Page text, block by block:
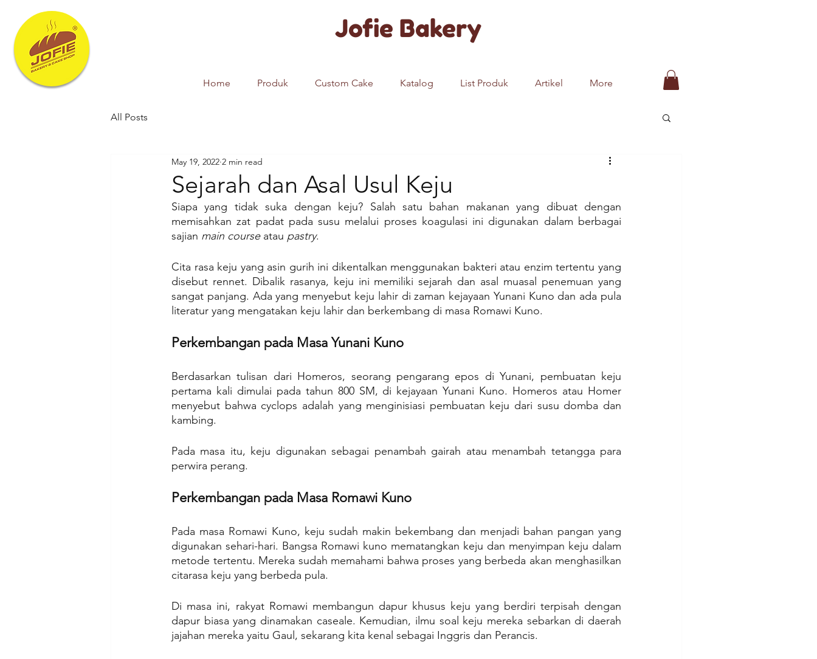
Jofie Bakery
Home Produk Custom Cake Katalog List Produk Artikel More
All Posts
Sejarah dan Asal Usul Keju
May 19, 2022 2 min read
Siapa yang tidak suka dengan keju? Salah satu bahan makanan yang dibuat dengan
memisahkan zat padat pada susu melalui proses koagulasi ini digunakan dalam berbagai
sajian main course atau pastry.
Cita rasa keju yang asin gurih ini dikentalkan menggunakan bakteri atau enzim tertentu yang
disebut rennet. Dibalik rasanya, keju ini memiliki sejarah dan asal muasal penemuan yang
sangat panjang. Ada yang menyebut keju lahir di zaman kejayaan Yunani Kuno dan ada pula
literatur yang mengatakan keju lahir dan berkembang di masa Romawi Kuno.
Perkembangan pada Masa Yunani Kuno
Berdasarkan tulisan dari Homeros, seorang pengarang epos di Yunani, pembuatan keju
pertama kali dimulai pada tahun 800 SM, di kejayaan Yunani Kuno. Homeros atau Homer
menyebut bahwa cyclops adalah yang menginisiasi pembuatan keju dari susu domba dan
kambing.
Pada masa itu, keju digunakan sebagai penambah gairah atau menambah tetangga para
perwira perang.
Perkembangan pada Masa Romawi Kuno
Pada masa Romawi Kuno, keju sudah makin bekembang dan menjadi bahan pangan yang
digunakan sehari-hari. Bangsa Romawi kuno mematangkan keju dan menyimpan keju dalam
metode tertentu. Mereka sudah memahami bahwa proses yang berbeda akan menghasilkan
citarasa keju yang berbeda pula.
Di masa ini, rakyat Romawi membangun dapur khusus keju yang berdiri terpisah dengan
dapur biasa yang dinamakan caseale. Kemudian, ilmu soal keju mereka sebarkan di daerah
jajahan mereka yaitu Gaul, sekarang kita kenal sebagai Inggris dan Perancis.